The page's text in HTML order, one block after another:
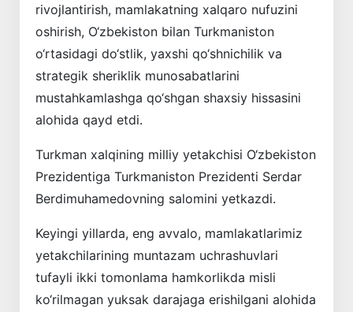
rivojlantirish, mamlakatning xalqaro nufuzini
oshirish, O‘zbekiston bilan Turkmaniston
o‘rtasidagi do‘stlik, yaxshi qo‘shnichilik va
strategik sheriklik munosabatlarini
mustahkamlashga qo‘shgan shaxsiy hissasini
alohida qayd etdi.
Turkman xalqining milliy yetakchisi O‘zbekiston
Prezidentiga Turkmaniston Prezidenti Serdar
Berdimuhamedovning salomini yetkazdi.
Keyingi yillarda, eng avvalo, mamlakatlarimiz
yetakchilarining muntazam uchrashuvlari
tufayli ikki tomonlama hamkorlikda misli
ko‘rilmagan yuksak darajaga erishilgani alohida